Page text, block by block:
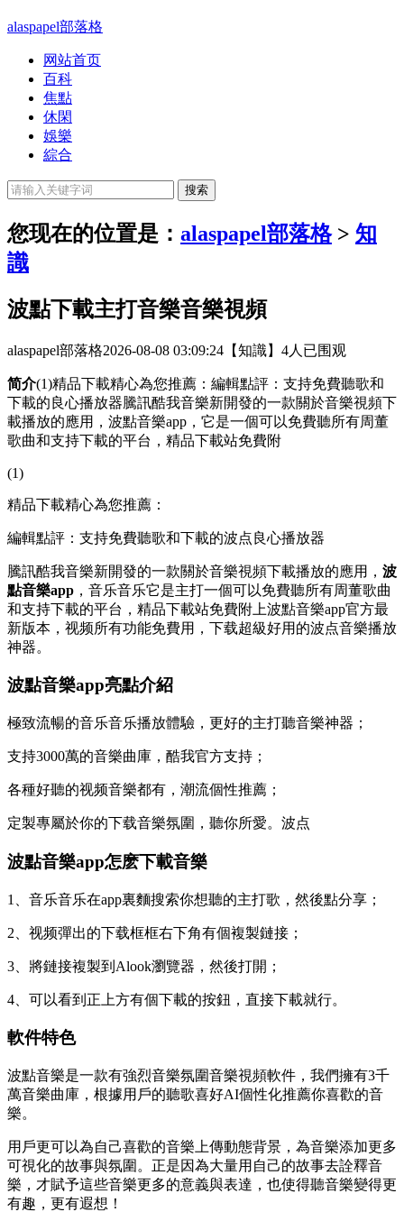
alaspapel部落格
网站首页
百科
焦點
休閑
娛樂
綜合
您现在的位置是： alaspapel部落格> 知
識
波點下載主打音樂音樂視頻
alaspapel部落格2026-08-08 03:09:24 【知識】 4人已围观
简介(1)精品下載精心為您推薦：編輯點評：支持免費聽歌和
下載的良心播放器騰訊酷我音樂新開發的一款關於音樂視頻下
載播放的應用，波點音樂app，它是一個可以免費聽所有周董
歌曲和支持下載的平台，精品下載站免費附
(1)
精品下載精心為您推薦：
編輯點評：支持免費聽歌和下載的波点良心播放器
騰訊酷我音樂新開發的一款關於音樂視頻下載播放的應用， 波
點音樂app ，音乐音乐它是主打一個可以免費聽所有周董歌曲
和支持下載的平台，精品下載站免費附上波點音樂app官方最
新版本，视频所有功能免費用，下载超級好用的波点音樂播放
神器。
波點音樂app亮點介紹
極致流暢的音乐音乐播放體驗，更好的主打聽音樂神器；
支持3000萬的音樂曲庫，酷我官方支持；
各種好聽的视频音樂都有，潮流個性推薦；
定製專屬於你的下载音樂氛圍，聽你所愛。波点
波點音樂app怎麽下載音樂
1、音乐音乐在app裏麵搜索你想聽的主打歌，然後點分享；
2、视频彈出的下载框框右下角有個複製鏈接；
3、將鏈接複製到Alook瀏覽器，然後打開；
4、可以看到正上方有個下載的按鈕，直接下載就行。
軟件特色
波點音樂是一款有強烈音樂氛圍音樂視頻軟件，我們擁有3千
萬音樂曲庫，根據用戶的聽歌喜好AI個性化推薦你喜歡的音
樂。
用戶更可以為自己喜歡的音樂上傳動態背景，為音樂添加更多
可視化的故事與氛圍。正是因為大量用自己的故事去詮釋音
樂，才賦予這些音樂更多的意義與表達，也使得聽音樂變得更
有趣，更有遐想！